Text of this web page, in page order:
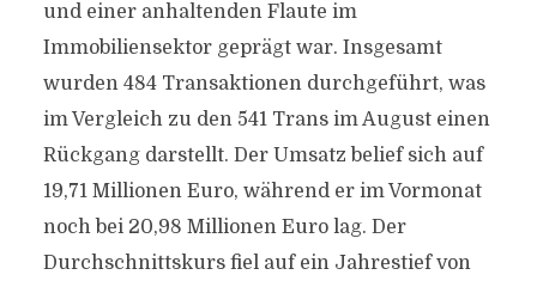
und einer anhaltenden Flaute im
Immobiliensektor geprägt war. Insgesamt
wurden 484 Transaktionen durchgeführt, was
im Vergleich zu den 541 Trans im August einen
Rückgang darstellt. Der Umsatz belief sich auf
19,71 Millionen Euro, während er im Vormonat
noch bei 20,98 Millionen Euro lag. Der
Durchschnittskurs fiel auf ein Jahrestief von